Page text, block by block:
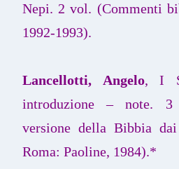
Nepi. 2 vol. (Commenti
1992-1993).
Lancellotti, Angelo, I
introduzione – note. 3
versione della Bibbia
Roma: Paoline, 1984).*